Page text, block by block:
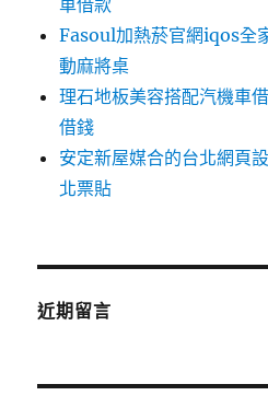
車借款
Fasoul加熱菸官網iqos全
動麻將桌
理石地板美容搭配汽機車
借錢
安定新屋媒合的台北網頁
北票貼
近期留言